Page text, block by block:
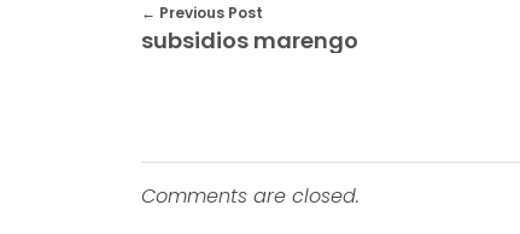
Previous Post
subsidios marengo
Comments are closed.